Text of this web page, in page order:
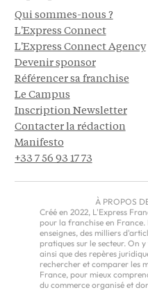
Qui sommes-nous ?
L'Express Connect
L'Express Connect Agency
Devenir sponsor
Référencer sa franchise
Le Campus
Inscription Newsletter
Contacter la rédaction
Manifesto
+33 7 56 93 17 73
À PROPOS
Créé en 2022, L'Express
pour la franchise en
enseignes, des milliers
pratiques sur le secteur. On
ainsi que des repères
rechercher et comparer les
France, pour mieux
du commerce organisé et